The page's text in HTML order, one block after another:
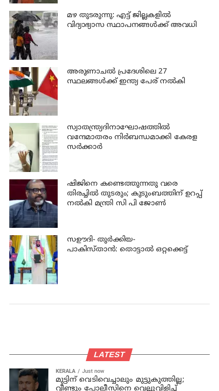
മഴ തുടരുന്നു: എട്ട് ജില്ലകളില്‍
വിദ്യാഭ്യാസ സ്ഥാപനങ്ങള്‍ക്ക് അവധി
അരുണാചല്‍ പ്രദേശിലെ 27
സ്ഥലങ്ങള്‍ക്ക് ഇന്ത്യ പേര് നല്‍കി
സ്വാതന്ത്ര്യദിനാഘോഷത്തില്‍
വന്ദേമാതരം നിര്‍ബന്ധമാക്കി കേരള
സര്‍ക്കാര്‍
ഷിജിനെ കണ്ടെത്തുന്നതു വരെ
തിരച്ചില്‍ തുടരും; കുടുംബത്തിന് ഉറപ്പ്
നല്‍കി മന്ത്രി സി പി ജോണ്‍
സഊദി- തുർക്കിയ-
പാകിസ്താൻ: തൊട്ടാൽ ഒറ്റക്കെട്ട്
LATEST
KERALA Just now
മുട്ടിന് വെടിവെച്ചാലും മുട്ടുകുത്തില്ല;
വീണ്ടും പോലീസിനെ വെല്ലുവിളിച്ച്